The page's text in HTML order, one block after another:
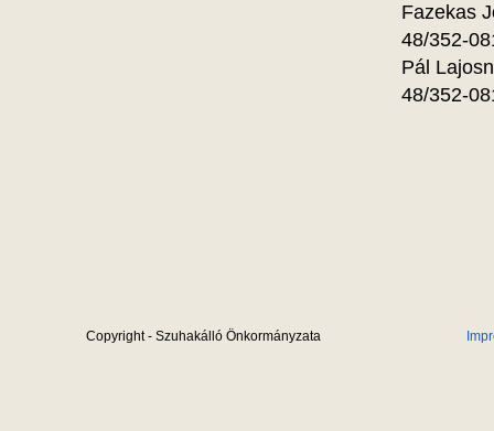
Fazekas
48/352-
Pál
48/352-
Copyright - Szuhakálló Önkormányzata